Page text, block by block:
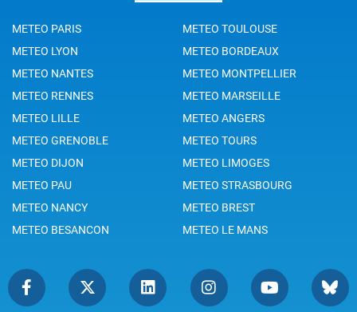
METEO PARIS
METEO TOULOUSE
METEO LYON
METEO BORDEAUX
METEO NANTES
METEO MONTPELLIER
METEO RENNES
METEO MARSEILLE
METEO LILLE
METEO ANGERS
METEO GRENOBLE
METEO TOURS
METEO DIJON
METEO LIMOGES
METEO PAU
METEO STRASBOURG
METEO NANCY
METEO BREST
METEO BESANCON
METEO LE MANS